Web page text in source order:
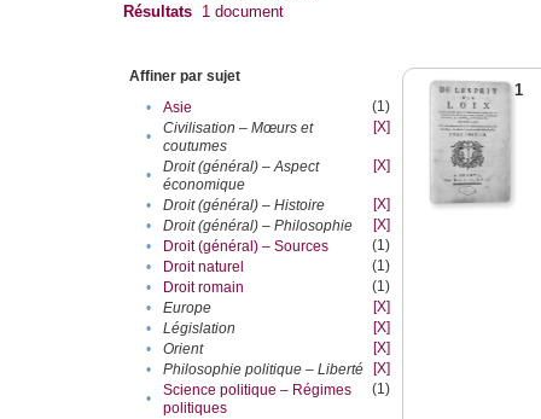
Résultats 1 document
Affiner par sujet
•
Asie
(1)
•
Civilisation – Mœurs et
coutumes
[X]
•
Droit (général) – Aspect
économique
[X]
• Droit (général) – Histoire
[X]
•
Droit (général) – Philosophie
[X]
•
Droit (général) – Sources
(1)
•
Droit naturel
(1)
•
Droit romain
(1)
•
Europe
[X]
•
Législation
[X]
•
Orient
[X]
•
Philosophie politique – Liberté
[X]
•
Science politique – Régimes
politiques
(1)
1